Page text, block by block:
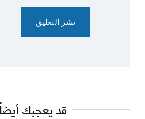
قد يعجبك أيضاً